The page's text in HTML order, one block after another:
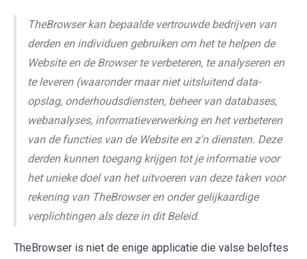
TheBrowser kan bepaalde vertrouwde bedrijven van
derden en individuen gebruiken om het te helpen de
Website en de Browser te verbeteren, te analyseren en
te leveren (waaronder maar niet uitsluitend data-
opslag, onderhoudsdiensten, beheer van databases,
webanalyses, informatieverwerking en het verbeteren
van de functies van de Website en z'n diensten. Deze
derden kunnen toegang krijgen tot je informatie voor
het unieke doel van het uitvoeren van deze taken voor
rekening van TheBrowser en onder gelijkaardige
verplichtingen als deze in dit Beleid.
TheBrowser is niet de enige applicatie die valse beloftes